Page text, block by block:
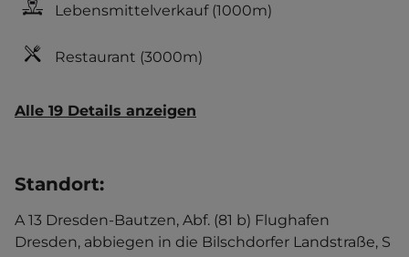
Lebensmittelverkauf(1000m)
Restaurant (3000m)
Alle 19 Details anzeigen
Standort:
A 13 Dresden-Bautzen, Abf. (81 b) Flughafen
Dresden, abbiegen in die Bilschdorfer Landstraße, S